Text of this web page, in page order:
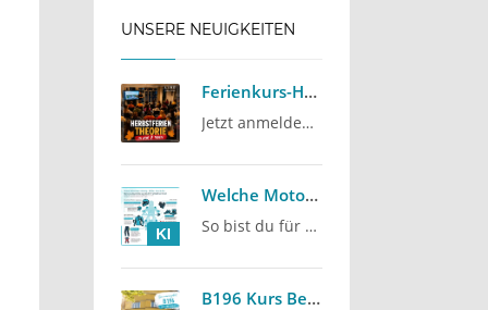
UNSERE NEUIGKEITEN
Ferienkurs-Herbst-2026
Jetzt anmelden: Herbstferien-Intensivkurs 2026
KI
Welche Motorradkleidung brauche ich für den Führerschein?
So bist du für deine ersten Fahrstunden gut vorbereitet
B196 Kurs Berlin: Jetzt 100 € sparen